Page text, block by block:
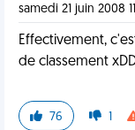
samedi 21 juin 2008
Effectivement,
de classement
76 1